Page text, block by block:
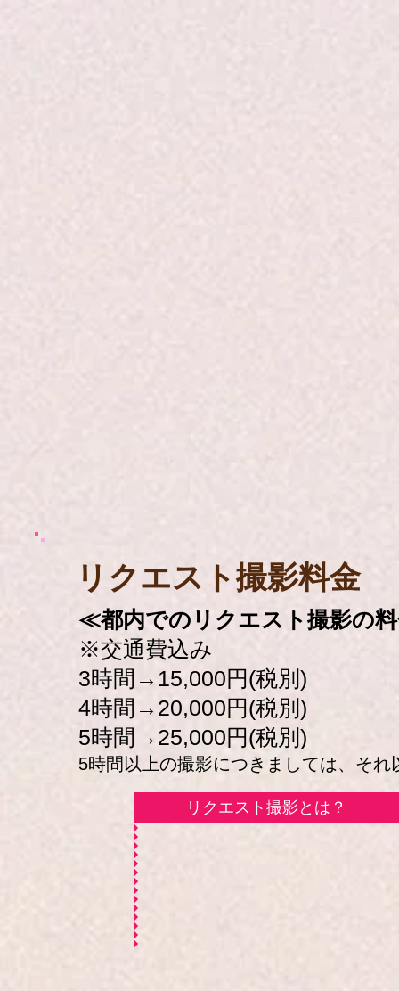
​リクエスト撮影料金
≪都内でのリクエスト撮影の
※交通費込み
3時間→15,000円(税別)
4時間→20,000円(税別)
5時間→25,000円(税別)
5時間以上の撮影につきましては、そ
リクエスト撮影とは？